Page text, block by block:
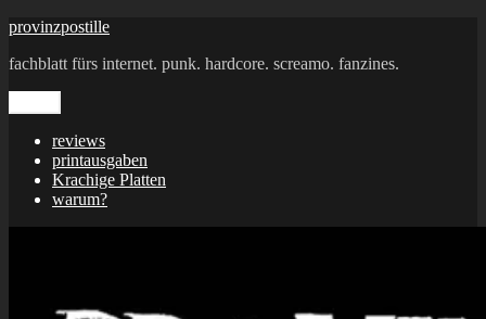
Zum
springen
provinzpostille
fachblatt fürs internet. punk. hardcore. screamo. fanzines.
reviews
printausgaben
Krachige Platten
warum?